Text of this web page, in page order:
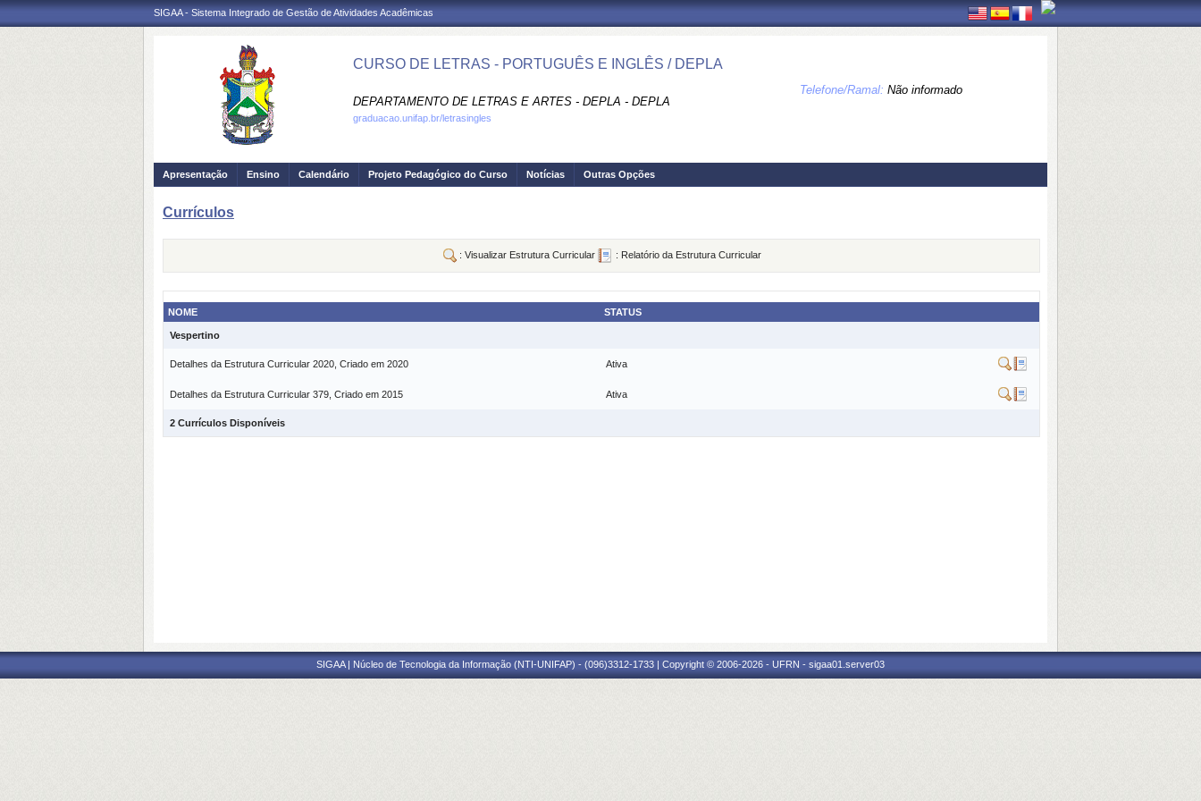
SIGAA - Sistema Integrado de Gestão de Atividades Acadêmicas
CURSO DE LETRAS - PORTUGUÊS E INGLÊS / DEPLA
DEPARTAMENTO DE LETRAS E ARTES - DEPLA - DEPLA
Telefone/Ramal: Não informado
graduacao.unifap.br/letrasingles
Apresentação Ensino Calendário Projeto Pedagógico do Curso Notícias Outras Opções
Currículos
: Visualizar Estrutura Curricular : Relatório da Estrutura Curricular
NOME STATUS
Vespertino
Detalhes da Estrutura Curricular 2020, Criado em 2020 Ativa
Detalhes da Estrutura Curricular 379, Criado em 2015 Ativa
2 Currículos Disponíveis
SIGAA | Núcleo de Tecnologia da Informação (NTI-UNIFAP) - (096)3312-1733 | Copyright © 2006-2026 - UFRN - sigaa01.server03